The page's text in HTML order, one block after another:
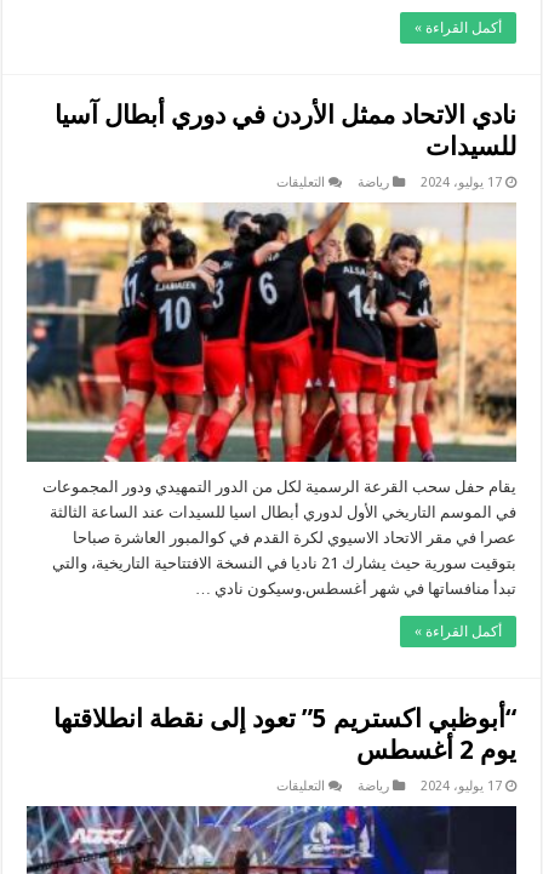
أكمل القراءة »
نادي الاتحاد ممثل الأردن في دوري أبطال آسيا
للسيدات
17 يوليو، 2024 رياضة التعليقات
الاتحاد
ممثل
الأردن
في
دوري
أبطال
آسيا
للسيدات
مغلقة
يقام حفل سحب القرعة الرسمية لكل من الدور التمهيدي ودور المجموعات
في الموسم التاريخي الأول لدوري أبطال اسيا للسيدات عند الساعة الثالثة
عصرا في مقر الاتحاد الاسيوي لكرة القدم في كوالمبور العاشرة صباحا
بتوقيت سورية حيث يشارك 21 ناديا في النسخة الافتتاحية التاريخية، والتي
تبدأ منافساتها في شهر أغسطس.وسيكون نادي …
أكمل القراءة »
“أبوظبي اكستريم 5” تعود إلى نقطة انطلاقتها
يوم 2 أغسطس
17 يوليو، 2024 رياضة التعليقات
اكستريم
5”
تعود
إلى